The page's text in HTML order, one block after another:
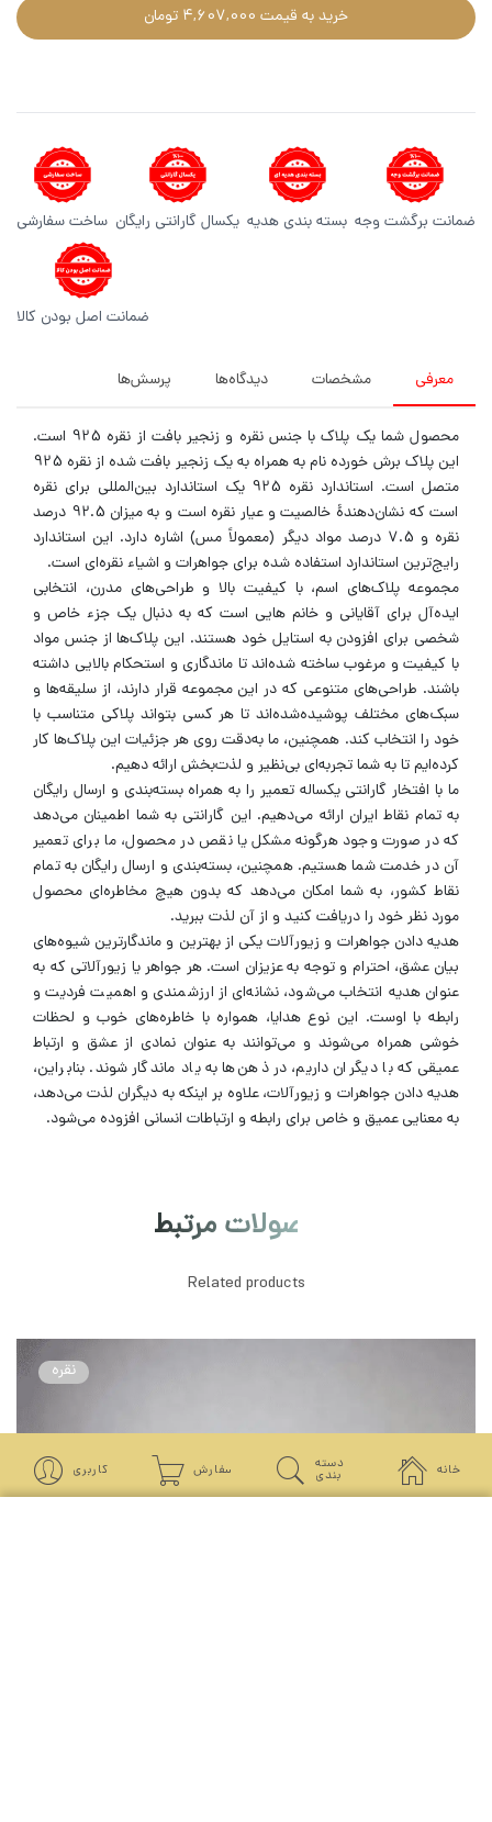
خرید به قیمت 4,607,000 تومان
ساخت سفارشی یکسال گارانتی رایگان بسته بندی هدیه ضمانت برگشت وجه
ضمانت اصل بودن کالا
معرفی مشخصات دیدگاه‌ها پرسش‌ها
محصول شما یک پلاک با جنس نقره و زنجیر بافت از نقره 925 است.
این پلاک برش خورده نام به همراه به یک زنجیر بافت شده از نقره 925
متصل است. استاندارد نقره 925 یک استاندارد بین‌المللی برای نقره
است که نشان‌دهندهٔ خالصیت و عیار نقره است و به میزان 92.5 درصد
نقره و 7.5 درصد مواد دیگر (معمولاً مس) اشاره دارد. این استاندارد
رایج‌ترین استاندارد استفاده شده برای جواهرات و اشیاء نقره‌ای است.
مجموعه پلاک‌های اسم، با کیفیت بالا و طراحی‌های مدرن، انتخابی
ایده‌آل برای آقایانی و خانم هایی است که به دنبال یک جزء خاص و
شخصی برای افزودن به استایل خود هستند. این پلاک‌ها از جنس مواد
با کیفیت و مرغوب ساخته شده‌اند تا ماندگاری و استحکام بالایی داشته
باشند. طراحی‌های متنوعی که در این مجموعه قرار دارند، از سلیقه‌ها و
سبک‌های مختلف پوشیده‌شده‌اند تا هر کسی بتواند پلاکی متناسب با
خود را انتخاب کند. همچنین، ما به‌دقت روی هر جزئیات این پلاک‌ها کار
کرده‌ایم تا به شما تجربه‌ای بی‌نظیر و لذت‌بخش ارائه دهیم.
ما با افتخار گارانتی یکساله تعمیر را به همراه بسته‌بندی و ارسال رایگان
به تمام نقاط ایران ارائه می‌دهیم. این گارانتی به شما اطمینان می‌دهد
که در صورت وجود هرگونه مشکل یا نقص در محصول، ما برای تعمیر
آن در خدمت شما هستیم. همچنین، بسته‌بندی و ارسال رایگان به تمام
نقاط کشور، به شما امکان می‌دهد که بدون هیچ مخاطره‌ای محصول
مورد نظر خود را دریافت کنید و از آن لذت ببرید.
هدیه دادن جواهرات و زیورآلات یکی از بهترین و ماندگارترین شیوه‌های
بیان عشق، احترام و توجه به عزیزان است. هر جواهر یا زیورآلاتی که به
عنوان هدیه انتخاب می‌شود، نشانه‌ای از ارزشمندی و اهمیت فردیت و
رابطه با اوست. این نوع هدایا، همواره با خاطره‌های خوب و لحظات
خوشی همراه می‌شوند و می‌توانند به عنوان نمادی از عشق و ارتباط
عمیقی که با دیگران داریم، در ذهن‌ها به یاد ماندگار شوند. بنابراین،
هدیه دادن جواهرات و زیورآلات، علاوه بر اینکه به دیگران لذت می‌دهد،
به معنایی عمیق و خاص برای رابطه و ارتباطات انسانی افزوده می‌شود.
محصولات مرتبط
Related products
نقره
کاربری سفارش دسته
بندی خانه